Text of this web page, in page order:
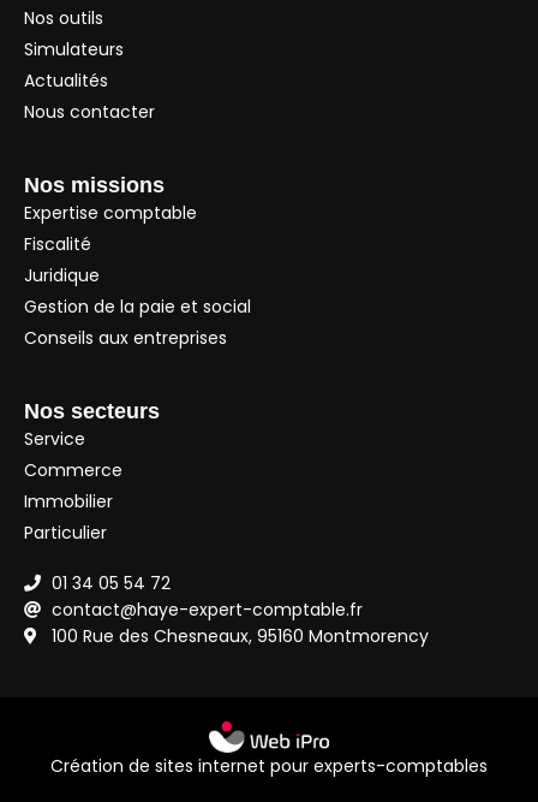
Nos outils
Simulateurs
Actualités
Nous contacter
Nos missions
Expertise comptable
Fiscalité
Juridique
Gestion de la paie et social
Conseils aux entreprises
Nos secteurs
Service
Commerce
Immobilier
Particulier
01 34 05 54 72
contact@haye-expert-comptable.fr
100 Rue des Chesneaux, 95160 Montmorency
Création de sites internet pour experts-comptables